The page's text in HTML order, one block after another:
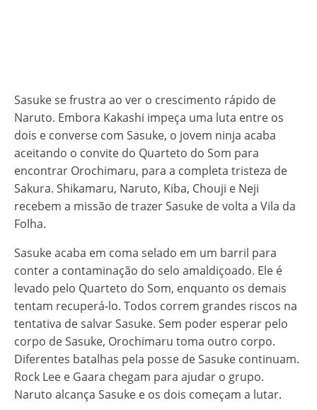
Sasuke se frustra ao ver o crescimento rápido de
Naruto. Embora Kakashi impeça uma luta entre os
dois e converse com Sasuke, o jovem ninja acaba
aceitando o convite do Quarteto do Som para
encontrar Orochimaru, para a completa tristeza de
Sakura. Shikamaru, Naruto, Kiba, Chouji e Neji
recebem a missão de trazer Sasuke de volta a Vila da
Folha.
Sasuke acaba em coma selado em um barril para
conter a contaminação do selo amaldiçoado. Ele é
levado pelo Quarteto do Som, enquanto os demais
tentam recuperá-lo. Todos correm grandes riscos na
tentativa de salvar Sasuke. Sem poder esperar pelo
corpo de Sasuke, Orochimaru toma outro corpo.
Diferentes batalhas pela posse de Sasuke continuam.
Rock Lee e Gaara chegam para ajudar o grupo.
Naruto alcança Sasuke e os dois começam a lutar.